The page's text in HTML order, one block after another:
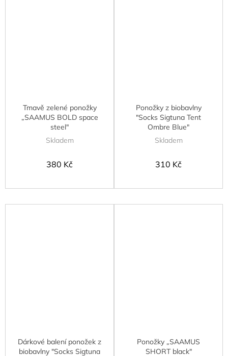
Tmavě zelené ponožky
„SAAMUS BOLD space
steel"
Skladem
380 Kč
Ponožky z biobavlny
"Socks Sigtuna Tent
Ombre Blue"
Skladem
310 Kč
Dárkové balení ponožek z
biobavlny "Socks Sigtuna
Ponožky „SAAMUS
SHORT black"